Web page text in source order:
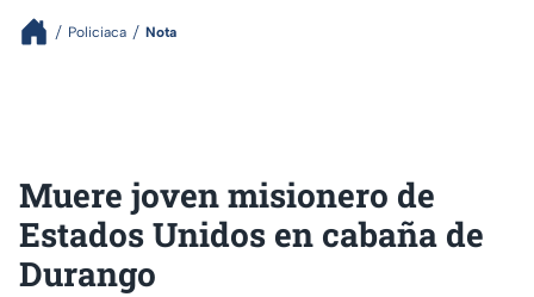
Policiaca Nota
Muere joven misionero de
Estados Unidos en cabaña de
Durango